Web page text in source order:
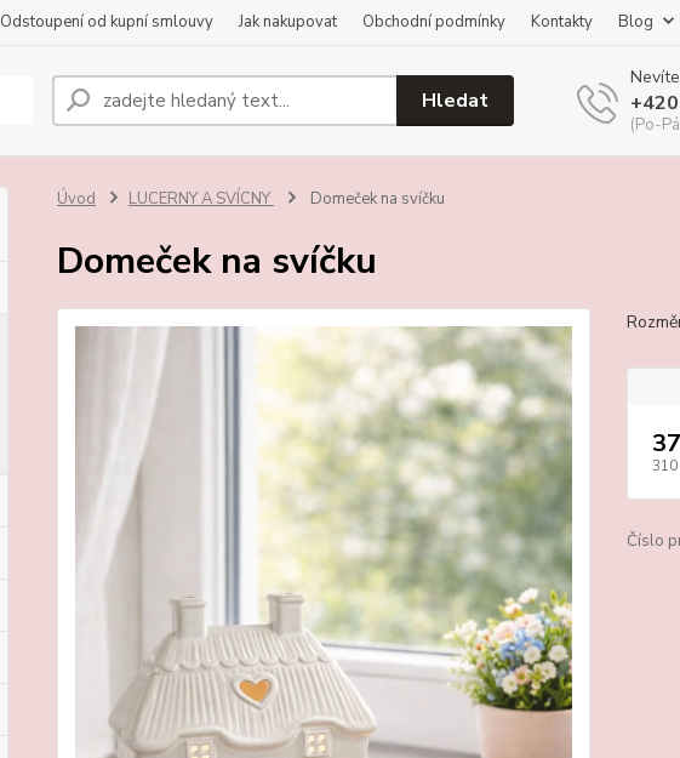
Odstoupení od kupní smlouvy Jak nakupovat Obchodní podmínky Kontakty Blog
Hledat
(Po-
Úvod LUCERNY A SVÍCNY Domeček na svíčku
Domeček na svíčku
310
Číslo